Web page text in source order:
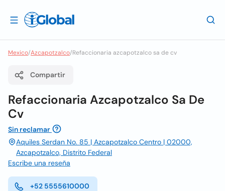
Mexico/Azcapotzalco/Refaccionaria azcapotzalco sa de cv
Compartir
Refaccionaria Azcapotzalco Sa De
Cv
Sin reclamar
Aquiles Serdan No. 85 | Azcapotzalco Centro | 02000,
Azcapotzalco, Distrito Federal
Escribe una reseña
+52 5555610000